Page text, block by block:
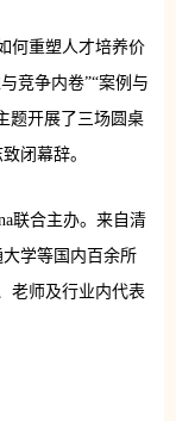
何重塑人才培养价
竞争内卷”“案例与
题开展了三场圆桌
闭幕辞。
联合主办。来自清
学等国内百余所
老师及行业内代表